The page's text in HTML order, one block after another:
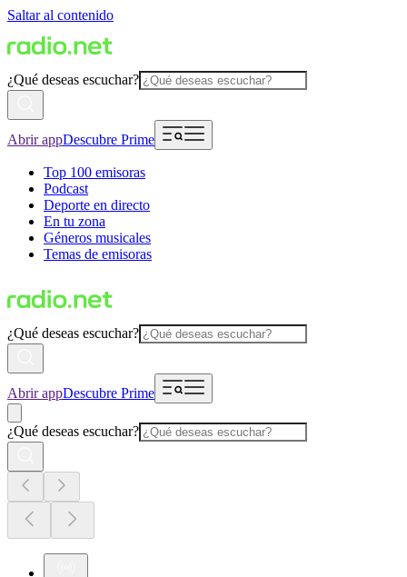
Saltar al contenido
¿Qué deseas escuchar?
Abrir appDescubre Prime
Top 100 emisoras
Podcast
Deporte en directo
En tu zona
Géneros musicales
Temas de emisoras
¿Qué deseas escuchar?
Abrir appDescubre Prime
¿Qué deseas escuchar?